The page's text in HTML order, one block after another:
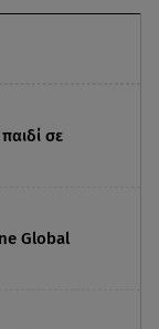
σε
Global